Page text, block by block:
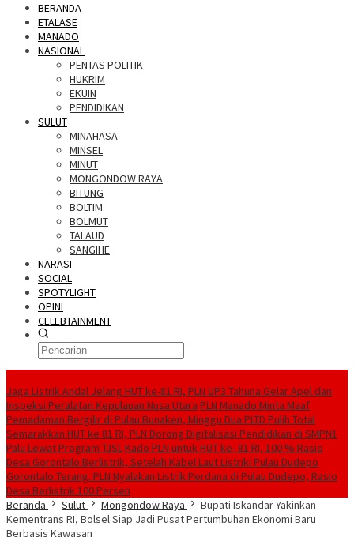
BERANDA
ETALASE
MANADO
NASIONAL
PENTAS POLITIK
HUKRIM
EKUIN
PENDIDIKAN
SULUT
MINAHASA
MINSEL
MINUT
MONGONDOW RAYA
BITUNG
BOLTIM
BOLMUT
TALAUD
SANGIHE
NARASI
SOCIAL
SPOTYLIGHT
OPINI
CELEBTAINMENT
Jaga Listrik Andal Jelang HUT ke-81 RI, PLN UP3 Tahuna Gelar Apel dan
Inspeksi Peralatan Kepulauan Nusa Utara PLN Manado Minta Maaf
Pemadaman Bergilir di Pulau Bunaken, Minggu Dua PLTD Pulih Total
Semarakkan HUT ke 81 RI, PLN Dorong Digitalisasi Pendidikan di SMPN1
Palu Lewat Program TJSLKado PLN untuk HUT ke- 81 RI, 100 % Rasio
Desa Gorontalo Berlistrik, Setelah Kabel Laut Listriki Pulau Dudepo
Gorontalo Terang. PLN Nyalakan Listrik Perdana di Pulau Dudepo, Rasio
Desa Berlistrik 100 Persen
Beranda
Sulut Mongondow Raya
Bupati Iskandar Yakinkan
Kementrans RI, Bolsel Siap Jadi Pusat Pertumbuhan Ekonomi Baru
Berbasis Kawasan